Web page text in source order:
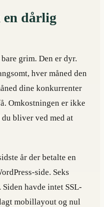
en dårlig
grim. Den er dyr.
hver måned den
dine konkurrenter
Omkostningen er ikke
bliver ved med at
år der betalte en
side. Seks
havde intet SSL-
mobillayout og nul